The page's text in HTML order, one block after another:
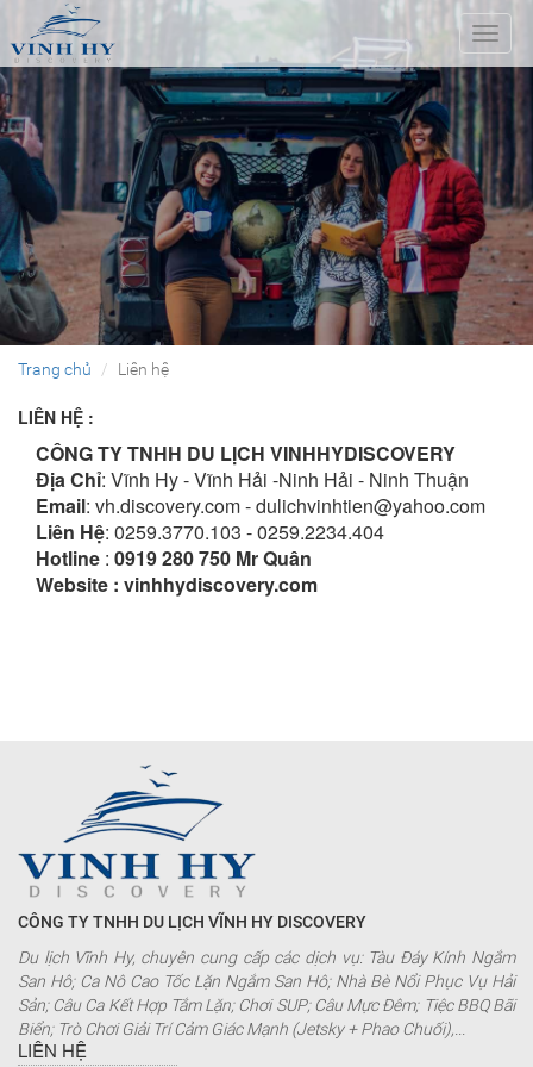
Trang chủ Liên hệ
LIÊN HỆ :
CÔNG TY TNHH DU LỊCH VINHHYDISCOVERY
Địa Chỉ: Vĩnh Hy - Vĩnh Hải -Ninh Hải - Ninh Thuận
Email: vh.discovery.com -dulichvinhtien@yahoo.com
Liên Hệ: 0259.3770.103 - 0259.2234.404
Hotline : 0919 280 750 Mr Quân
Website : vinhhydiscovery.com
CÔNG TY TNHH DU LỊCH VĨNH HY DISCOVERY
Du lịch Vĩnh Hy, chuyên cung cấp các dịch vụ: Tàu Đáy Kính Ngắm
San Hô; Ca Nô Cao Tốc Lặn Ngắm San Hô; Nhà Bè Nổi Phục Vụ Hải
Sản; Câu Ca Kết Hợp Tắm Lặn; Chơi SUP; Câu Mực Đêm; Tiệc BBQ Bãi
Biển; Trò Chơi Giải Trí Cảm Giác Mạnh (Jetsky + Phao Chuối),...
LIÊN HỆ